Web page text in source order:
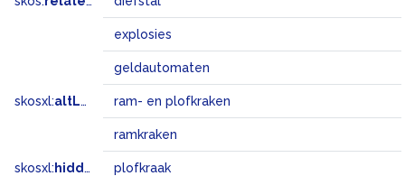
explosies
geldautomaten
skosxl:altLabel ram- en plofkraken
ramkraken
skosxl: hiddenLabel plofkraak